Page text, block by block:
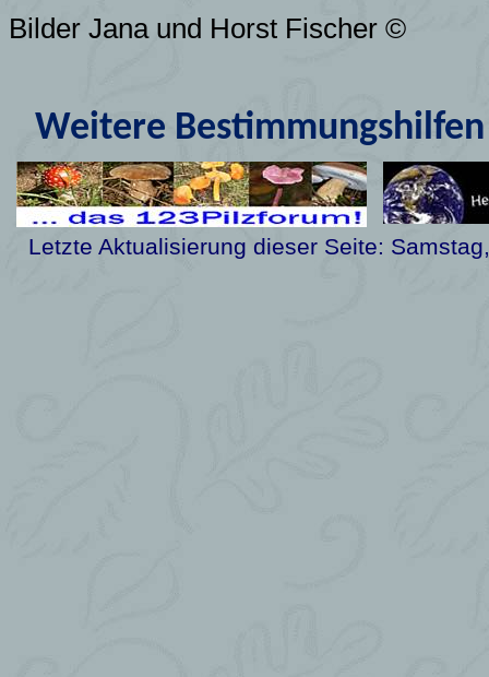
Bilder Jana und Horst Fischer ©
Weitere
Letzte Aktualisierung dieser Seite: